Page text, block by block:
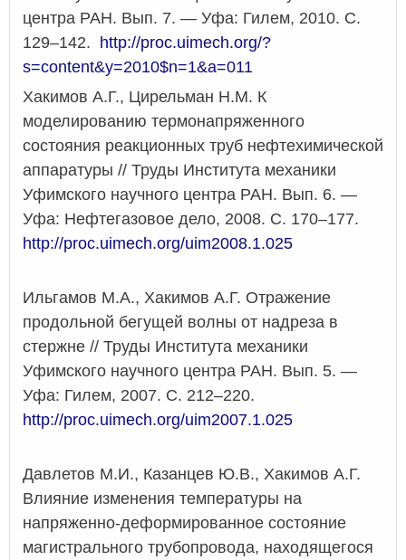
центра РАН. Вып. 7. — Уфа: Гилем, 2010. С.
129–142. http://proc.uimech.org/?
s=content&y=2010$n=1&a=011
Хакимов А.Г., Цирельман Н.М. К
моделированию термонапряженного
состояния реакционных труб нефтехимической
аппаратуры // Труды Института механики
Уфимского научного центра РАН. Вып. 6. —
Уфа: Нефтегазовое дело, 2008. С. 170–177.
http://proc.uimech.org/uim2008.1.025
Ильгамов М.А., Хакимов А.Г. Отражение
продольной бегущей волны от надреза в
стержне // Труды Института механики
Уфимского научного центра РАН. Вып. 5. —
Уфа: Гилем, 2007. С. 212–220.
http://proc.uimech.org/uim2007.1.025
Давлетов М.И., Казанцев Ю.В., Хакимов А.Г.
Влияние изменения температуры на
напряженно-деформированное состояние
магистрального трубопровода, находящегося